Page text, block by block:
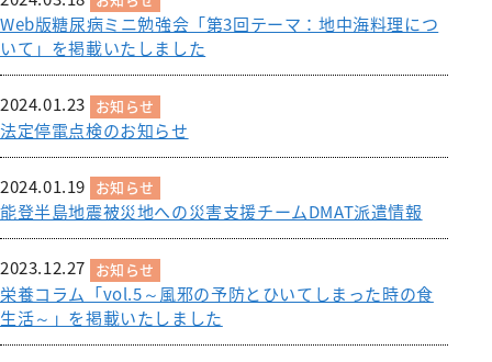
総合案内
045-782-2101
サイトマップ
個人情報保護方針・診療記録など開示
交通・アクセス
フロアマップ
透析センター
循環器内科
心臓血管外科
外科・消化器外科
乳腺外科
呼吸器外科
整形外科
形成美容外科
健康管理センター
地域医療連携
相談窓口
心臓リハビリテーションチーム
排尿ケアチーム
みなみ健康セミナー
市民公開講座
広報誌『ともに』
みなみコミュニティ
病院見学・お問い合わせフォーム
後期臨床研修プログラムのご案内
初期臨床研修プログラムのご案内
Doctorのミカタ『コラム』
Web版糖尿病ミニ勉強会「第3回テーマ：地中海料理につ
いて」を掲載いたしました
2024.01.23 お知らせ
法定停電点検のお知らせ
2024.01.19 お知らせ
能登半島地震被災地への災害支援チームDMAT派遣情報
2023.12.27 お知らせ
栄養コラム「vol.5～風邪の予防とひいてしまった時の食
生活～」を掲載いたしました